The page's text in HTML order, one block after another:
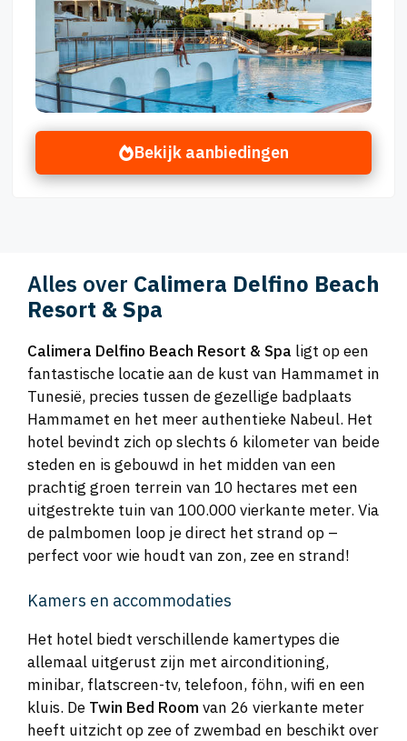
Bekijk aanbiedingen
Alles over Calimera Delfino Beach
Resort & Spa
Calimera Delfino Beach Resort & Spa ligt op een
fantastische locatie aan de kust van Hammamet in
Tunesië, precies tussen de gezellige badplaats
Hammamet en het meer authentieke Nabeul. Het
hotel bevindt zich op slechts 6 kilometer van beide
steden en is gebouwd in het midden van een
prachtig groen terrein van 10 hectares met een
uitgestrekte tuin van 100.000 vierkante meter. Via
de palmbomen loop je direct het strand op –
perfect voor wie houdt van zon, zee en strand!
Kamers en accommodaties
Het hotel biedt verschillende kamertypes die
allemaal uitgerust zijn met airconditioning,
minibar, flatscreen-tv, telefoon, föhn, wifi en een
kluis. De Twin Bed Room van 26 vierkante meter
heeft uitzicht op zee of zwembad en beschikt over